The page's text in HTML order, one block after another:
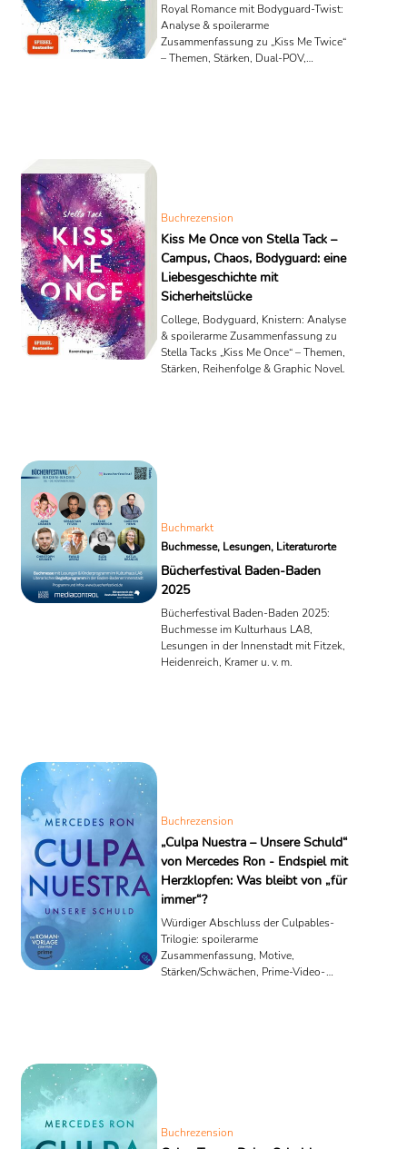
Royal Romance mit Bodyguard-Twist:
Analyse & spoilerarme
Zusammenfassung zu „Kiss Me Twice“
– Themen, Stärken, Dual-POV,
Buchrezension
Kiss Me Once von Stella Tack –
Campus, Chaos, Bodyguard: eine
Liebesgeschichte mit
Sicherheitslücke
College, Bodyguard, Knistern: Analyse
& spoilerarme Zusammenfassung zu
Stella Tacks „Kiss Me Once“ – Themen,
Stärken, Reihenfolge & Graphic Novel.
Buchmarkt
Buchmesse, Lesungen, Literaturorte
Bücherfestival Baden-Baden
2025
Bücherfestival Baden-Baden 2025:
Buchmesse im Kulturhaus LA8,
Lesungen in der Innenstadt mit Fitzek,
Heidenreich, Kramer u. v. m.
Buchrezension
„Culpa Nuestra – Unsere Schuld“
von Mercedes Ron - Endspiel mit
Herzklopfen: Was bleibt von „für
immer“?
Würdiger Abschluss der Culpables-
Trilogie: spoilerarme
Zusammenfassung, Motive,
Stärken/Schwächen, Prime-Video-
Buchrezension